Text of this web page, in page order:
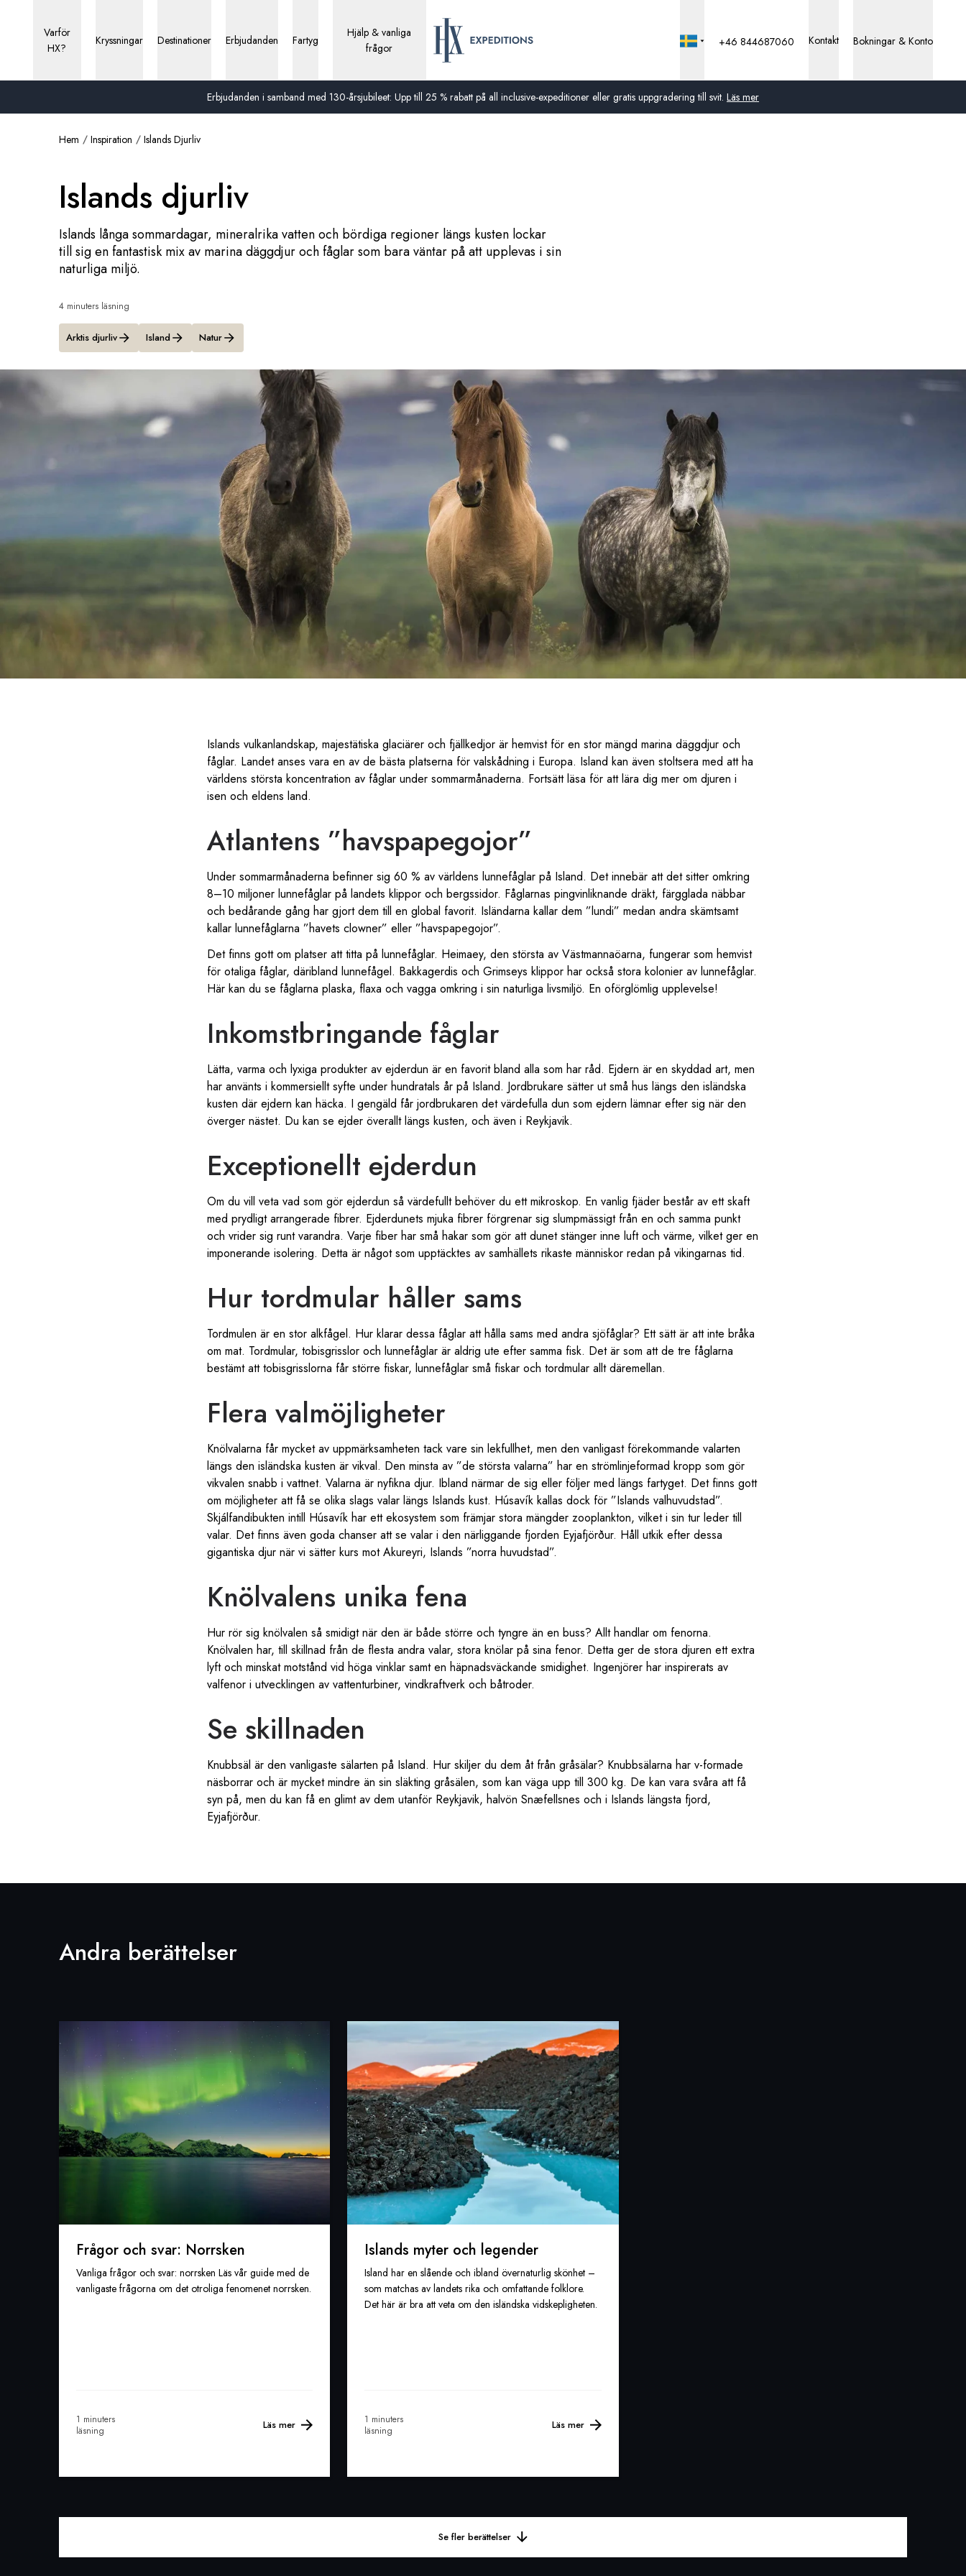
Erbjudanden i samband med 130-årsjubileet: Upp till 25 % rabatt på all inclusive-expeditioner eller gratis uppgradering till svit. Läs mer
Varför
HX?
Kryssningar Destinationer Erbjudanden Fartyg
Hjälp & vanliga
frågor
Sverige
+46 844687060 Kontakt Bokningar & Konto
Hem Inspiration Islands Djurliv
Islands djurliv
Islands långa sommardagar, mineralrika vatten och bördiga regioner längs kusten lockar
till sig en fantastisk mix av marina däggdjur och fåglar som bara väntar på att upplevas i sin
naturliga miljö.
4 minuters läsning
Arktis djurliv Island Natur
Islands vulkanlandskap, majestätiska glaciärer och fjällkedjor är hemvist för en stor mängd marina däggdjur och
fåglar. Landet anses vara en av de bästa platserna för valskådning i Europa. Island kan även stoltsera med att ha
världens största koncentration av fåglar under sommarmånaderna. Fortsätt läsa för att lära dig mer om djuren i
isen och eldens land.
Atlantens ”havspapegojor”
Under sommarmånaderna befinner sig 60 % av världens lunnefåglar på Island. Det innebär att det sitter omkring
8–10 miljoner lunnefåglar på landets klippor och bergssidor. Fåglarnas pingvinliknande dräkt, färgglada näbbar
och bedårande gång har gjort dem till en global favorit. Isländarna kallar dem ”lundi” medan andra skämtsamt
kallar lunnefåglarna ”havets clowner” eller ”havspapegojor”.
Det finns gott om platser att titta på lunnefåglar. Heimaey, den största av Västmannaöarna, fungerar som hemvist
för otaliga fåglar, däribland lunnefågel. Bakkagerdis och Grimseys klippor har också stora kolonier av lunnefåglar.
Här kan du se fåglarna plaska, flaxa och vagga omkring i sin naturliga livsmiljö. En oförglömlig upplevelse!
Inkomstbringande fåglar
Lätta, varma och lyxiga produkter av ejderdun är en favorit bland alla som har råd. Ejdern är en skyddad art, men
har använts i kommersiellt syfte under hundratals år på Island. Jordbrukare sätter ut små hus längs den isländska
kusten där ejdern kan häcka. I gengäld får jordbrukaren det värdefulla dun som ejdern lämnar efter sig när den
överger nästet. Du kan se ejder överallt längs kusten, och även i Reykjavik.
Exceptionellt ejderdun
Om du vill veta vad som gör ejderdun så värdefullt behöver du ett mikroskop. En vanlig fjäder består av ett skaft
med prydligt arrangerade fibrer. Ejderdunets mjuka fibrer förgrenar sig slumpmässigt från en och samma punkt
och vrider sig runt varandra. Varje fiber har små hakar som gör att dunet stänger inne luft och värme, vilket ger en
imponerande isolering. Detta är något som upptäcktes av samhällets rikaste människor redan på vikingarnas tid.
Hur tordmular håller sams
Tordmulen är en stor alkfågel. Hur klarar dessa fåglar att hålla sams med andra sjöfåglar? Ett sätt är att inte bråka
om mat. Tordmular, tobisgrisslor och lunnefåglar är aldrig ute efter samma fisk. Det är som att de tre fåglarna
bestämt att tobisgrisslorna får större fiskar, lunnefåglar små fiskar och tordmular allt däremellan.
Flera valmöjligheter
Knölvalarna får mycket av uppmärksamheten tack vare sin lekfullhet, men den vanligast förekommande valarten
längs den isländska kusten är vikval. Den minsta av ”de största valarna” har en strömlinjeformad kropp som gör
vikvalen snabb i vattnet. Valarna är nyfikna djur. Ibland närmar de sig eller följer med längs fartyget. Det finns gott
om möjligheter att få se olika slags valar längs Islands kust. Húsavík kallas dock för ”Islands valhuvudstad”.
Skjálfandibukten intill Húsavík har ett ekosystem som främjar stora mängder zooplankton, vilket i sin tur leder till
valar. Det finns även goda chanser att se valar i den närliggande fjorden Eyjafjörður. Håll utkik efter dessa
gigantiska djur när vi sätter kurs mot Akureyri, Islands ”norra huvudstad”.
Knölvalens unika fena
Hur rör sig knölvalen så smidigt när den är både större och tyngre än en buss? Allt handlar om fenorna.
Knölvalen har, till skillnad från de flesta andra valar, stora knölar på sina fenor. Detta ger de stora djuren ett extra
lyft och minskat motstånd vid höga vinklar samt en häpnadsväckande smidighet. Ingenjörer har inspirerats av
valfenor i utvecklingen av vattenturbiner, vindkraftverk och båtroder.
Se skillnaden
Knubbsäl är den vanligaste sälarten på Island. Hur skiljer du dem åt från gråsälar? Knubbsälarna har v-formade
näsborrar och är mycket mindre än sin släkting gråsälen, som kan väga upp till 300 kg. De kan vara svåra att få
syn på, men du kan få en glimt av dem utanför Reykjavik, halvön Snæfellsnes och i Islands längsta fjord,
Eyjafjörður.
Andra berättelser
Frågor och svar: Norrsken
Vanliga frågor och svar: norrsken Läs vår guide med de
vanligaste frågorna om det otroliga fenomenet norrsken.
1 minuters
läsning
Läs mer
Islands myter och legender
Island har en slående och ibland övernaturlig skönhet –
som matchas av landets rika och omfattande folklore.
Det här är bra att veta om den isländska vidskepligheten.
1 minuters
läsning
Läs mer
Se fler berättelser